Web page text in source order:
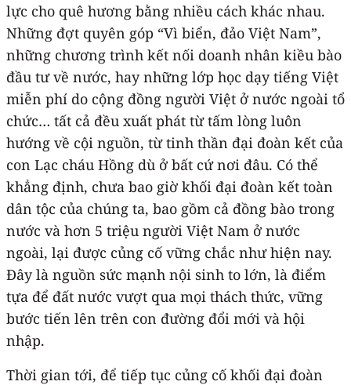
lực cho quê hương bằng nhiều cách khác nhau.
Những đợt quyên góp “Vì biển, đảo Việt Nam”,
những chương trình kết nối doanh nhân kiều bào
đầu tư về nước, hay những lớp học dạy tiếng Việt
miễn phí do cộng đồng người Việt ở nước ngoài tổ
chức… tất cả đều xuất phát từ tấm lòng luôn
hướng về cội nguồn, từ tinh thần đại đoàn kết của
con Lạc cháu Hồng dù ở bất cứ nơi đâu. Có thể
khẳng định, chưa bao giờ khối đại đoàn kết toàn
dân tộc của chúng ta, bao gồm cả đồng bào trong
nước và hơn 5 triệu người Việt Nam ở nước
ngoài, lại được củng cố vững chắc như hiện nay.
Đây là nguồn sức mạnh nội sinh to lớn, là điểm
tựa để đất nước vượt qua mọi thách thức, vững
bước tiến lên trên con đường đổi mới và hội
nhập.
Thời gian tới, để tiếp tục củng cố khối đại đoàn